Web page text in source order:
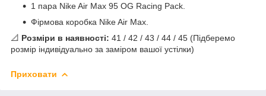
1 пара Nike Air Max 95 OG Racing Pack.
Фірмова коробка Nike Air Max.
📐 Розміри в наявності: 41 / 42 / 43 / 44 / 45 (Підберемо
розмір індивідуально за заміром вашої устілки)
Приховати